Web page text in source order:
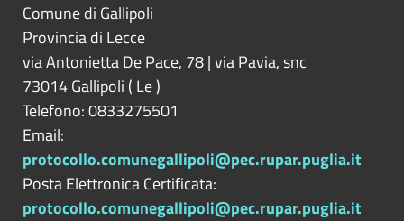
Comune di Gallipoli
Provincia di Lecce
via Antonietta De Pace, 78 | via Pavia, snc
73014Gallipoli ( Le)
Telefono: 0833275501
Email:
protocollo.comunegallipoli@pec.rupar.puglia.it
Posta Elettronica Certificata:
protocollo.comunegallipoli@pec.rupar.puglia.it